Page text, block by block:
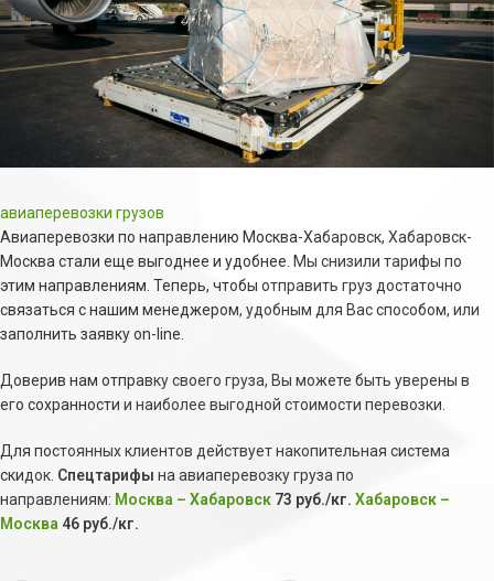
авиаперевозки грузов
Авиаперевозки по направлению Москва-Хабаровск, Хабаровск-
Москва стали еще выгоднее и удобнее. Мы снизили тарифы по
этим направлениям. Теперь, чтобы отправить груз достаточно
связаться с нашим менеджером, удобным для Вас способом, или
заполнить заявку on-line.
Доверив нам отправку своего груза, Вы можете быть уверены в
его сохранности и наиболее выгодной стоимости перевозки.
Для постоянных клиентов действует накопительная система
скидок. Спецтарифы на авиаперевозку груза по
направлениям: Москва – Хабаровск 73 руб./кг. Хабаровск –
Москва 46 руб./кг.